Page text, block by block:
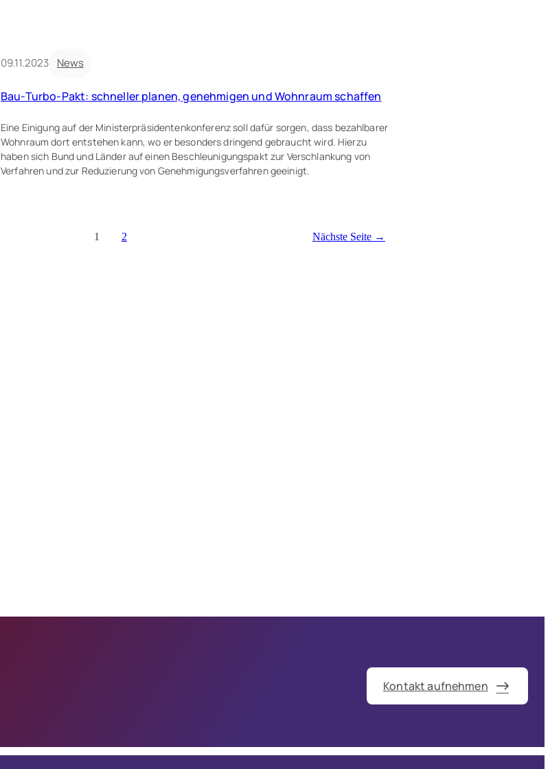
09.11.2023 News
Bau-Turbo-Pakt: schneller planen, genehmigen und Wohnraum schaffen
Eine Einigung auf der Ministerpräsidentenkonferenz soll dafür sorgen, dass bezahlbarer
Wohnraum dort entstehen kann, wo er besonders dringend gebraucht wird. Hierzu
haben sich Bund und Länder auf einen Beschleunigungspakt zur Verschlankung von
Verfahren und zur Reduzierung von Genehmigungsverfahren geeinigt.
1 2 Nächste Seite
Kontakt aufnehmen